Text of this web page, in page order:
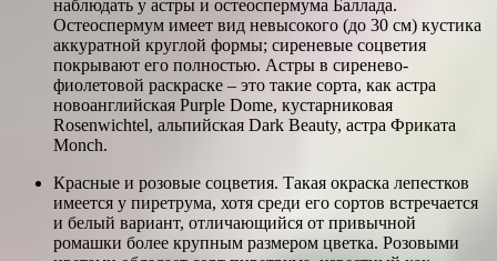
наблюдать у астры и остеоспермума Баллада.
Остеоспермум имеет вид невысокого (до 30 см) кустика
аккуратной круглой формы; сиреневые соцветия
покрывают его полностью. Астры в сиренево-
фиолетовой раскраске – это такие сорта, как астра
новоанглийская Purple Dome, кустарниковая
Rosenwichtel, альпийская Dark Beauty, астра Фриката
Monch.
Красные и розовые соцветия. Такая окраска лепестков
имеется у пиретрума, хотя среди его сортов встречается
и белый вариант, отличающийся от привычной
ромашки более крупным размером цветка. Розовыми